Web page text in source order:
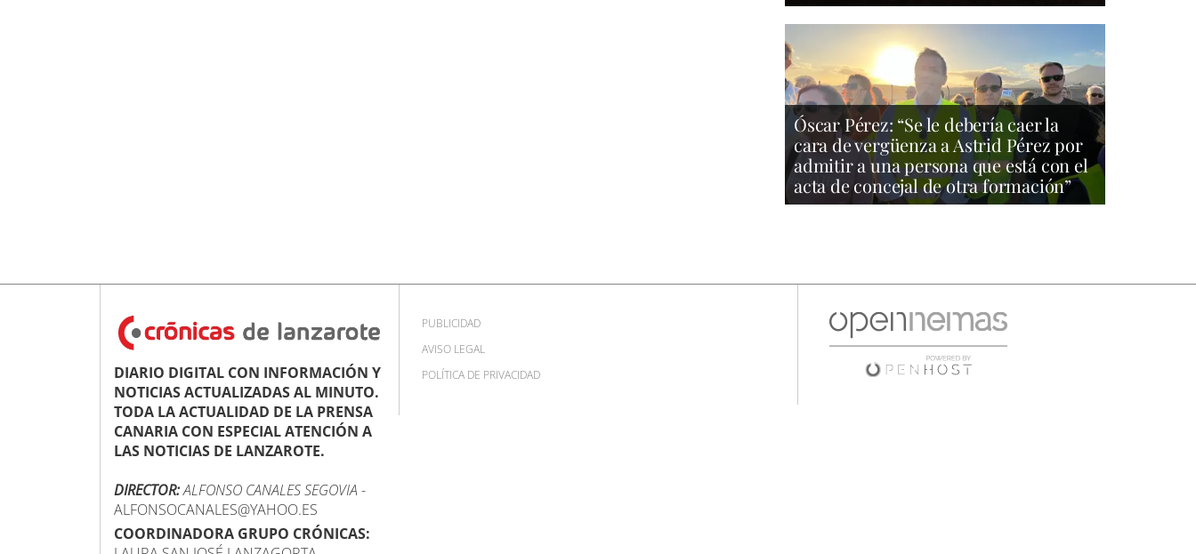
Óscar Pérez: “Se le debería caer la
cara de vergüenza a Astrid Pérez por
admitir a una persona que está con el
acta de concejal de otra formación”
DIARIO DIGITAL CON INFORMACIÓN Y
NOTICIAS ACTUALIZADAS AL MINUTO.
TODA LA ACTUALIDAD DE LA PRENSA
CANARIA CON ESPECIAL ATENCIÓN A
LAS NOTICIAS DE LANZAROTE.
DIRECTOR:ALFONSO CANALES SEGOVIA -
ALFONSOCANALES@YAHOO.ES
COORDINADORA GRUPO CRÓNICAS:
PUBLICIDAD
AVISO LEGAL
POLÍTICA DE PRIVACIDAD